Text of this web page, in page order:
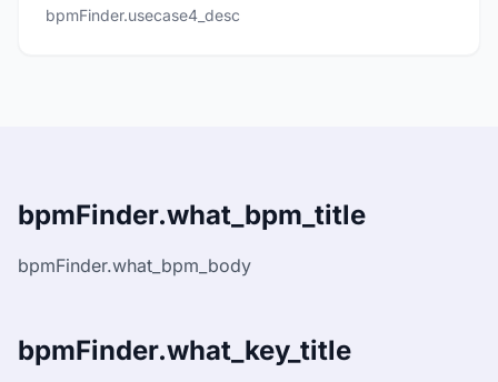
bpmFinder.usecase4_desc
bpmFinder.what_bpm_title
bpmFinder.what_bpm_body
bpmFinder.what_key_title